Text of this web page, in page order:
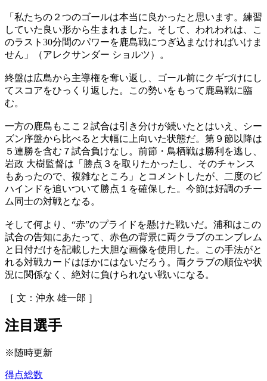
「私たちの２つのゴールは本当に良かったと思います。練習
していた良い形から生まれました。そして、われわれは、こ
のラスト30分間のパワーを鹿島戦につぎ込まなければいけま
せん」（アレクサンダー ショルツ）。
終盤は広島から主導権を奪い返し、ゴール前にクギづけにし
てスコアをひっくり返した。この勢いをもって鹿島戦に臨
む。
一方の鹿島もここ２試合は引き分けが続いたとはいえ、シー
ズン序盤から比べると大幅に上向いた状態だ。第９節以降は
５連勝を含む７試合負けなし。前節・鳥栖戦は勝利を逃し、
岩政 大樹監督は「勝点３を取りたかったし、そのチャンス
もあったので、複雑なところ」とコメントしたが、二度のビ
ハインドを追いついて勝点１を確保した。今節は好調のチー
ム同士の対戦となる。
そして何より、“赤”のプライドを懸けた戦いだ。浦和はこの
試合の告知にあたって、赤色の背景に両クラブのエンブレム
と日付だけを記載した大胆な画像を使用した。この手法がと
れる対戦カードはほかにはないだろう。両クラブの順位や状
況に関係なく、絶対に負けられない戦いになる。
［ 文：沖永 雄一郎 ］
注目選手
※随時更新
得点総数